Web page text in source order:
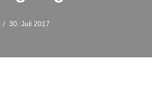
30. Juli 2017